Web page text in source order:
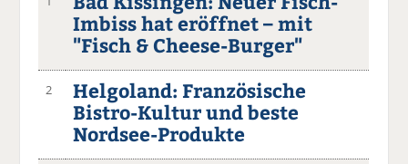
Imbiss hat eröffnet – mit
"Fisch & Cheese-Burger"
2
Helgoland: Französische
Bistro-Kultur und beste
Nordsee-Produkte